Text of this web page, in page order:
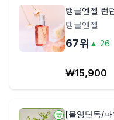
탱글엔젤 런
탱글엔젤
67위 ▲ 26
₩15,900
[올영단독/